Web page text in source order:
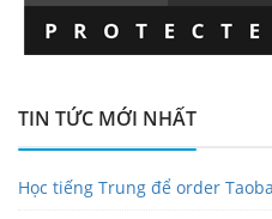
TIN TỨC MỚI NHẤT
Học tiếng Trung để order